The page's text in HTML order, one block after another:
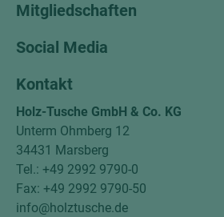
Mitgliedschaften
Social Media
Kontakt
Holz-Tusche GmbH & Co. KG
Unterm Ohmberg 12
34431 Marsberg
Tel.: +49 2992 9790-0
Fax: +49 2992 9790-50
info@holztusche.de